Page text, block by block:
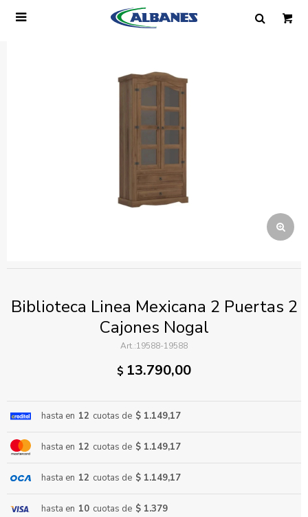

Biblioteca Linea Mexicana 2 Puertas 2
Cajones Nogal
19588-19588
$ 13.790,00
hasta en 12 cuotas de $ 1.149,17
hasta en 12 cuotas de $ 1.149,17
hasta en 12 cuotas de $ 1.149,17
hasta en 10 cuotas de $ 1.379
tengamos stock disponible.